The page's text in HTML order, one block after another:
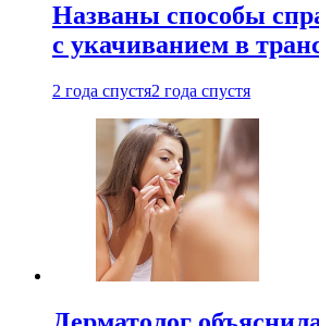
Названы способы
с укачиванием в
2 года спустя2 года спустя